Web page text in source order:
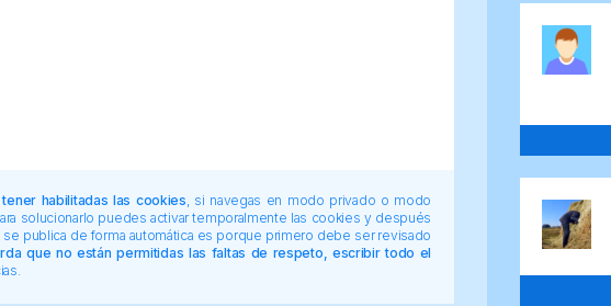
habilitadas las cookies , si navegas en modo privado o modo
solucionarlo puedes activar temporalmente las cookies y después
publica de forma automática es porque primero debe ser revisado
que no están permitidas las faltas de respeto, escribir todo el